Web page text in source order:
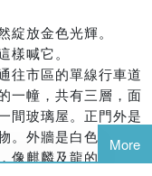
象數字所約化的流
庫裡找到的歷史真
小說最動人的時
的瞬間。
作系副教授）
綻放金色光輝。
喊它。
往市區的單線行車道
一幢，共有三層，面
間玻璃屋。正門外是
外牆是白色的，紅
麒麟及龍的浮雕。
More